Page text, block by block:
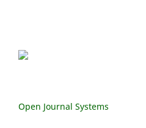
Open Journal Systems